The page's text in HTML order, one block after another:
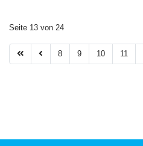
Seite 13 von 24
8 9 10 11